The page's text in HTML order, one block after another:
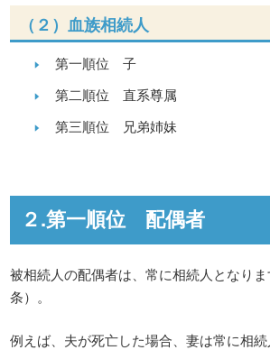
（２）血族相続人
第一順位 子
第二順位 直系尊属
第三順位 兄弟姉妹
２.第一順位 配偶者
被相続人の配偶者は、常に相続人となり
条）。
例えば、夫が死亡した場合、妻は常に相続